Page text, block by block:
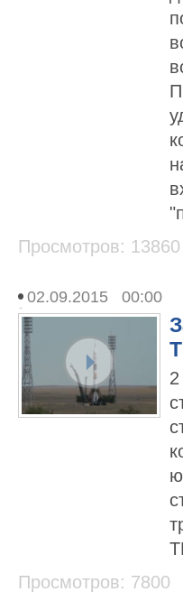
Просмотров: 13860
02.09.2015 00:00
Просмотров: 7800